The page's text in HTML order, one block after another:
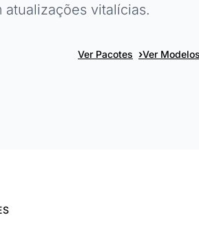
atualizações vitalícias.
Ver Pacotes ›Ver Modelos